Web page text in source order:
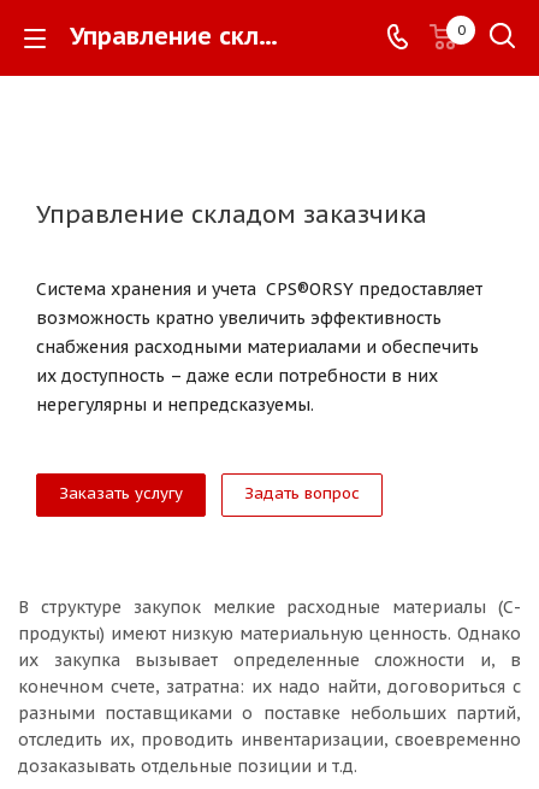
Управление складом заказчика - 0
Управление складом заказчика
Система хранения и учета CPS®ORSY предоставляет
возможность кратно увеличить эффективность
снабжения расходными материалами и обеспечить
их доступность – даже если потребности в них
нерегулярны и непредсказуемы.
Заказать услугу Задать вопрос
В структуре закупок мелкие расходные материалы (С-
продукты) имеют низкую материальную ценность. Однако
их закупка вызывает определенные сложности и, в
конечном счете, затратна: их надо найти, договориться с
разными поставщиками о поставке небольших партий,
отследить их, проводить инвентаризации, своевременно
дозаказывать отдельные позиции и т.д.